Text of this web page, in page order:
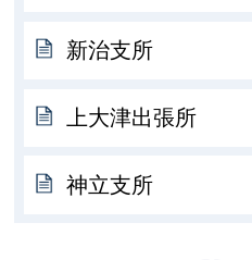
新治支所
上大津出張所
神立支所